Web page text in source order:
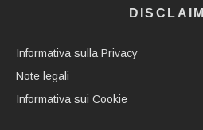
Informativa sulla Privacy
Note legali
Informativa sui Cookie